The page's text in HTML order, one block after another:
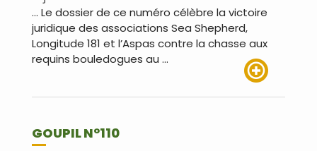
… Le dossier de ce numéro célèbre la victoire
juridique des associations Sea Shepherd,
Longitude 181 et l’Aspas contre la chasse aux
requins bouledogues au …
GOUPIL N°110